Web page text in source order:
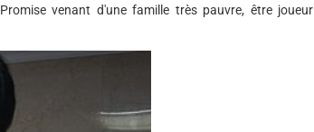
Promise venant d'une famille très pauvre, être joueur